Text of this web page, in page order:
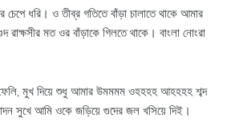
চেপে ধরি। ও তীব্র গতিতে বাঁড়া চালাতে থাকে আমার
রাক্ষসীর মত ওর বাঁড়াকে গিলতে থাকে। বাংলা নোংরা
মুখ দিয়ে শুধু আমার উমমমম ওহহহহ আহহহহ শব্দ
সুখে আমি ওকে জড়িয়ে গুদের জল খসিয়ে দিই।